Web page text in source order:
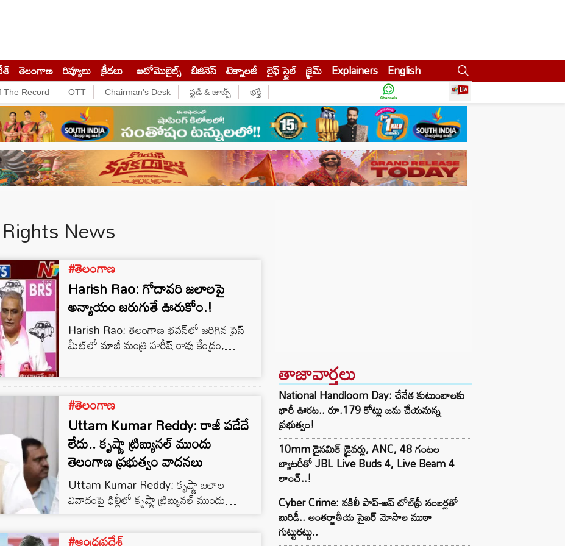
తెలంగాణ రివ్యూలు క్రీడలు ఆటోమొబైల్స్ బిజినెస్‌ టెక్నాలజీ లైఫ్ స్టైల్ క్రైమ్ Explainers English
The Record OTT Chairman's Desk స్టడీ & జాబ్స్ భక్తి
News
#తెలంగాణ
Harish Rao: గోదావరి జలాలపై
అన్యాయం జరుగుతే ఊరుకోం.!
Harish Rao: తెలంగాణ భవన్‌లో జరిగిన ప్రెస్
మీట్‌లో మాజీ మంత్రి హరీష్ రావు కేంద్రం,
ముఖ్యమని స్పష్టం చేశారు. ప్రాజెక్టుల పేర్లు
మారుతున్నాయే తప్ప, గోదావరి జల ద్రోహం మాత్రం
ఆగలేదని హరీష్ రావు అన్నారు. బనకచర్ల నుంచి
నల్లమల సాగర్ వరకు పేర్లు మారినా దోపిడీ
కొనసాగుతోందని ఆరోపించారు. “కత్తి చంద్రబాబు
చేతిలో…
#తెలంగాణ
Uttam Kumar Reddy: రాజీ పడేదే
లేదు.. కృష్ణా ట్రిబ్యునల్ ముందు
తెలంగాణ ప్రభుత్వం వాదనలు
Uttam Kumar Reddy: కృష్ణా జలాల
వివాదంపై ఢిల్లీలో కృష్ణా ట్రిబ్యునల్ ముందు
తెలంగాణ ప్రభుత్వం తమ వాదనలను వినిపిస్తోంది.
ఈ సందర్భంగా తెలంగాణ మంత్రి ఉత్తమ్ కుమార్
#ఆంధ్రప్రదేశ్
తాజావార్తలు
National Handloom Day: చేనేత కుటుంబాలకు
భారీ ఊరట.. రూ.179 కోట్లు జమ చేయనున్న
ప్రభుత్వం!
10mm డైనమిక్ డ్రైవర్లు, ANC, 48 గంటల
బ్యాటరీతో JBL Live Buds 4, Live Beam 4
లాంచ్..!
Cyber Crime: నకిలీ పాప్-అప్ టోల్‌ఫ్రీ నంబర్లతో
బురిడీ.. అంతర్జాతీయ సైబర్ మోసాల ముఠా
గుట్టురట్టు..